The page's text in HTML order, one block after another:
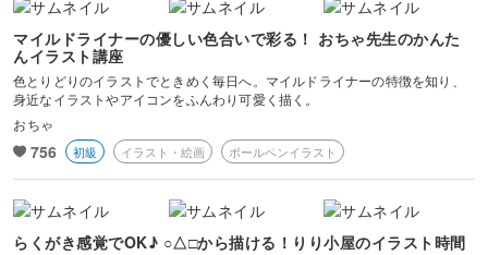
マイルドライナーの優しい色合いで彩る！ おちゃ先生のかんた
んイラスト講座
色とりどりのイラストでときめく毎日へ。マイルドライナーの特徴を知り、
身近なイラストやアイコンをふんわり可愛く描く。
おちゃ
756 初級 イラスト・絵画 ボールペンイラスト
らくがき感覚でOK♪ ○△□から描ける！りり小屋のイラスト時間